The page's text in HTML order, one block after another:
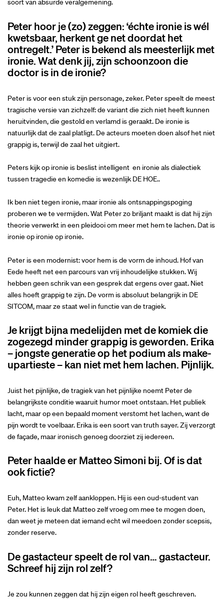
soort van absurde veralgemening.
Peter hoor je (zo) zeggen: ‘échte ironie is wél
kwetsbaar, herkent ge net doordat het
ontregelt.’ Peter is bekend als meesterlijk met
ironie. Wat denk jij, zijn schoonzoon die
doctor is in de ironie?
Peter is voor een stuk zijn personage, zeker. Peter speelt de meest
tragische versie van zichzelf: de variant die zich niet heeft kunnen
heruitvinden, die gestold en verlamd is geraakt. De ironie is
natuurlijk dat de zaal platligt. De acteurs moeten doen alsof het niet
grappig is, terwijl de zaal het uitgiert.
Peters kijk op ironie is beslist intelligent en ironie als dialectiek
tussen tragedie en komedie is wezenlijk DE HOE..
Ik ben niet tegen ironie, maar ironie als ontsnappingspoging
proberen we te vermijden. Wat Peter zo briljant maakt is dat hij zijn
theorie verwerkt in een pleidooi om meer met hem te lachen. Dat is
ironie op ironie op ironie.
Peter is een modernist: voor hem is de vorm de inhoud. Hof van
Eede heeft net een parcours van vrij inhoudelijke stukken. Wij
hebben geen schrik van een gesprek dat ergens over gaat. Niet
alles hoeft grappig te zijn. De vorm is absoluut belangrijk in DE
SITCOM, maar ze staat wel in functie van de tragiek.
Je krijgt bijna medelijden met de komiek die
zogezegd minder grappig is geworden. Erika
– jongste generatie op het podium als make-
upartieste – kan niet met hem lachen. Pijnlijk.
Juist het pijnlijke, de tragiek van het pijnlijke noemt Peter de
belangrijkste conditie waaruit humor moet ontstaan. Het publiek
lacht, maar op een bepaald moment verstomt het lachen, want de
pijn wordt te voelbaar. Erika is een soort van truth sayer. Zij verzorgt
de façade, maar ironisch genoeg doorziet zij iedereen.
Peter haalde er Matteo Simoni bij. Of is dat
ook fictie?
Euh, Matteo kwam zelf aankloppen. Hij is een oud-student van
Peter. Het is leuk dat Matteo zelf vroeg om mee te mogen doen,
dan weet je meteen dat iemand echt wil meedoen zonder scepsis,
zonder reserve.
De gastacteur speelt de rol van… gastacteur.
Schreef hij zijn rol zelf?
Je zou kunnen zeggen dat hij zijn eigen rol heeft geschreven.